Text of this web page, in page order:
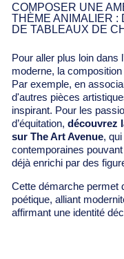
COMPOSER UNE
THÈME ANIMALIER :
DE TABLEAUX DE
Pour aller plus loin dans
moderne, la
Par exemple, en
d'autres pièces
inspirant. Pour les
d’équitation, découvrez
sur The Art Avenue,
contemporaines
déjà enrichi par des
Cette démarche permet
poétique, alliant
affirmant une identité